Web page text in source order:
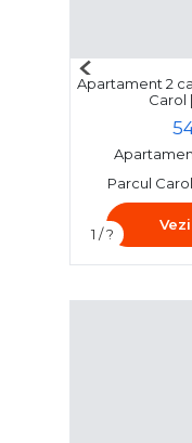
1 / ?
Apartament 2
Carol
Parcul